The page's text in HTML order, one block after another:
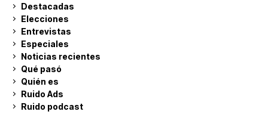
Destacadas
Elecciones
Entrevistas
Especiales
Noticias recientes
Qué pasó
Quién es
Ruido Ads
Ruido podcast